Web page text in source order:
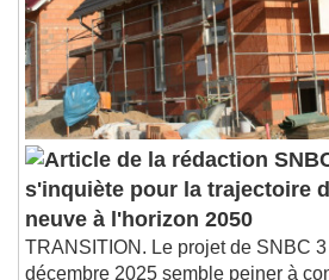
s'inquiète pour la trajectoire
neuve à l'horizon 2050
TRANSITION. Le projet de SNBC 3